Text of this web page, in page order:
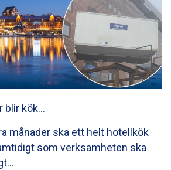
blir kök…
månader ska ett helt hotellkök
som verksamheten ska